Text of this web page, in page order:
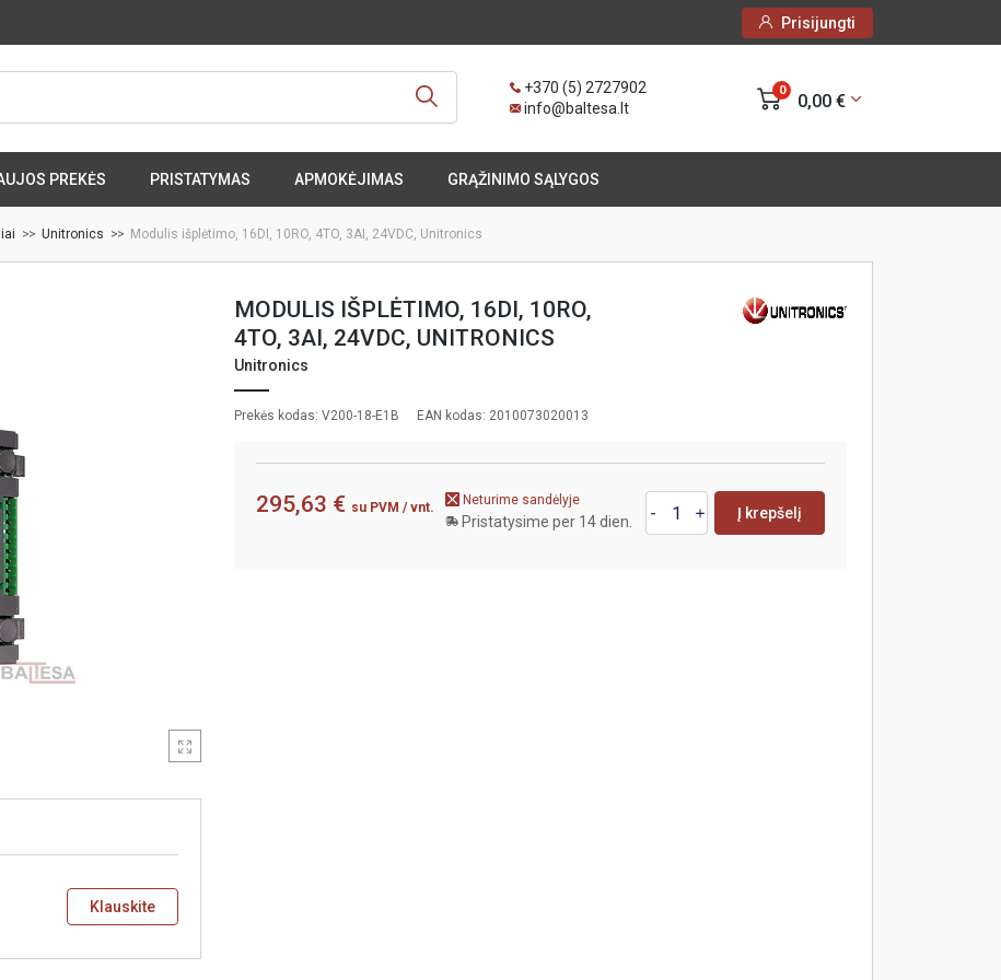
Prisijungti
+370 (5) 2727902
info@baltesa.lt
0
0,00 €
PREKĖS PRISTATYMAS APMOKĖJIMAS GRĄŽINIMO SĄLYGOS
Unitronics Modulis išplėtimo, 16DI, 10RO, 4TO, 3AI, 24VDC, Unitronics
Klauskite
MODULIS IŠPLĖTIMO, 16DI, 10RO,
4TO, 3AI, 24VDC, UNITRONICS
Unitronics
Prekės kodas: V200-18-E1B EAN kodas: 2010073020013
295,63 € su PVM / vnt. Neturime sandėlyje
Pristatysime per 14 dien. Į krepšelį